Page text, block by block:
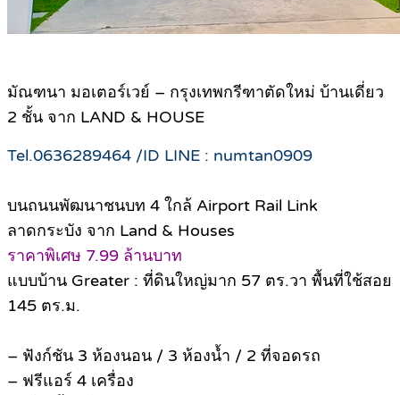
มัณฑนา มอเตอร์เวย์ – กรุงเทพกรีฑาตัดใหม่ บ้านเดี่ยว
2 ชั้น จาก LAND & HOUSE
Tel.0636289464 /ID LINE : numtan0909
บนถนนพัฒนาชนบท 4 ใกล้ Airport Rail Link
ลาดกระบัง จาก Land & Houses
ราคาพิเศษ 7.99 ล้านบาท
แบบบ้าน Greater : ที่ดินใหญ่มาก 57 ตร.วา พื้นที่ใช้สอย
145 ตร.ม.
– ฟังก์ชัน 3 ห้องนอน / 3 ห้องน้ำ / 2 ที่จอดรถ
– ฟรีแอร์ 4 เครื่อง